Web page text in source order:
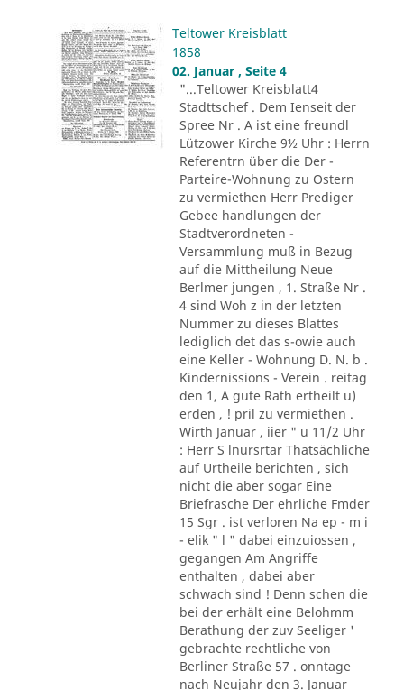
Teltower Kreisblatt
1858
02. Januar , Seite 4
"...Teltower Kreisblatt4
Stadttschef . Dem Ienseit der
Spree Nr . A ist eine freundl
Lützower Kirche 9½ Uhr : Herrn
Referentrn über die Der -
Parteire-Wohnung zu Ostern
zu vermiethen Herr Prediger
Gebee handlungen der
Stadtverordneten -
Versammlung muß in Bezug
auf die Mittheilung Neue
Berlmer jungen , 1. Straße Nr .
4 sind Woh z in der letzten
Nummer zu dieses Blattes
lediglich det das s-owie auch
eine Keller - Wohnung D. N. b .
Kindernissions - Verein . reitag
den 1, A gute Rath ertheilt u)
erden , ! pril zu vermiethen .
Wirth Januar , iier " u 11/2 Uhr
: Herr S lnursrtar Thatsächliche
auf Urtheile berichten , sich
nicht die aber sogar Eine
Briefrasche Der ehrliche Fmder
15 Sgr . ist verloren Na ep - m i
- elik " l " dabei einzuiossen ,
gegangen Am Angriffe
enthalten , dabei aber
schwach sind ! Denn schen die
bei der erhält eine Belohmm
Berathung der zuv Seeliger '
gebrachte rechtliche von
Berliner Straße 57 . onntage
nach Neujahr den 3. Januar